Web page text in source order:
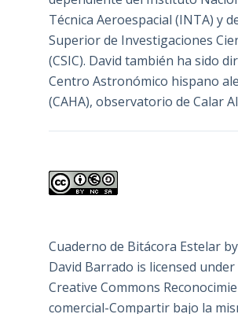
Técnica Aeroespacial (INTA) y
Superior de Investigaciones
(CSIC). David también ha sido
Centro Astronómico hispano
(CAHA), observatorio de Calar
Cuaderno de Bitácora Estelarby
David Barrado is licensed under
Creative Commons
comercial-Compartir bajo la